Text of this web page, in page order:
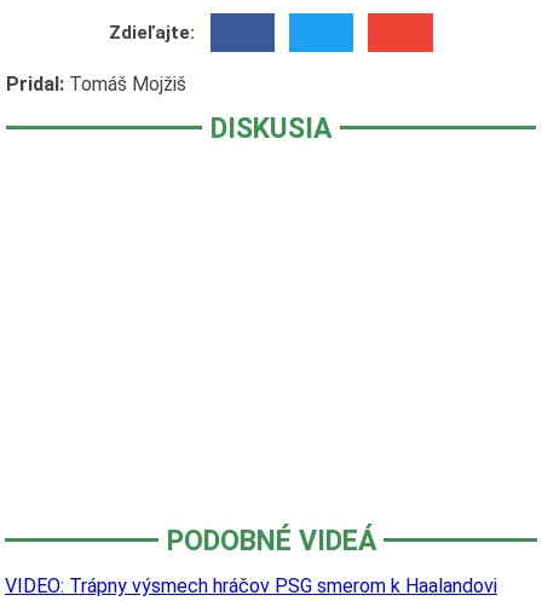
Zdieľajte:
Pridal: Tomáš Mojžiš
DISKUSIA
PODOBNÉ VIDEÁ
VIDEO: Trápny výsmech hráčov PSG smerom k Haalandovi